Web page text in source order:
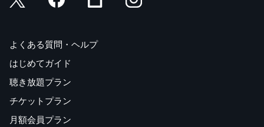
よくある質問・ヘルプ
はじめてガイド
聴き放題プラン
チケットプラン
月額会員プラン